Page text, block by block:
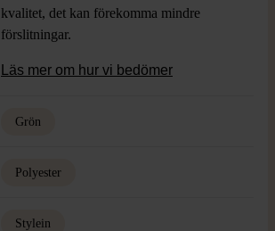
kvalitet, det kan förekomma mindre
förslitningar.
Läs mer om hur vi bedömer
Grön
Polyester
Stylein